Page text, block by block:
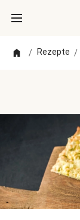
/ Rezepte /